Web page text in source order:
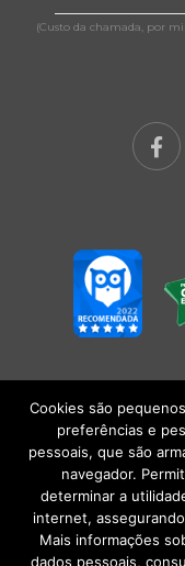
(Custo da chamada, por
POLÍTICA DE
GERAIS DE VENDA|
Cookies são
preferências e
pessoais, que são
navegador.
determinar a
internet,
Mais informações
dados pessoais,